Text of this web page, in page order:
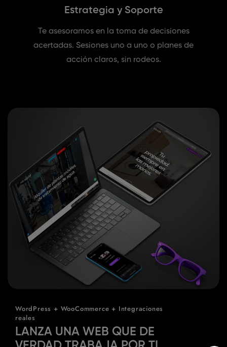
Estrategia y Soporte
Te asesoramos en la toma de decisiones
acertadas. Sesiones uno a uno o planes de
acción claros, sin rodeos.
WordPress + WooCommerce + Integraciones
reales
LANZA UNA WEB QUE DE